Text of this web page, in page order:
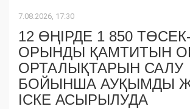
7.08.2026, 17:30
12 ӨҢІРДЕ 1 850 ТӨСЕК-
ОРЫНДЫ ҚАМТИТЫН
ОРТАЛЫҚТАРЫН САЛУ
БОЙЫНША АУҚЫМДЫ
ІСКЕ АСЫРЫЛУДА